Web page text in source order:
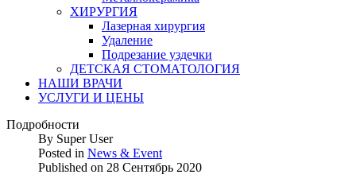
ХИРУРГИЯ
Лазерная хирургия
Удаление
Подрезание уздечки
ДЕТСКАЯ СТОМАТОЛОГИЯ
НАШИ ВРАЧИ
УСЛУГИ И ЦЕНЫ
Подробности
By Super User
Posted in News & Event
Published on 28 Сентябрь 2020